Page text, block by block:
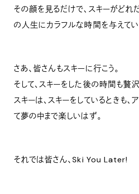
その顔を見るだけで、スキーがどれ
の人生にカラフルな時間を与えてい
さあ、皆さんもスキーに行こう。
そして、スキーをした後の時間も贅沢
スキーは、スキーをしているときも、
て夢の中まで楽しいはず。
それでは皆さん、Ski You Later!